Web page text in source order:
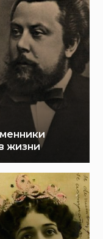
жизни